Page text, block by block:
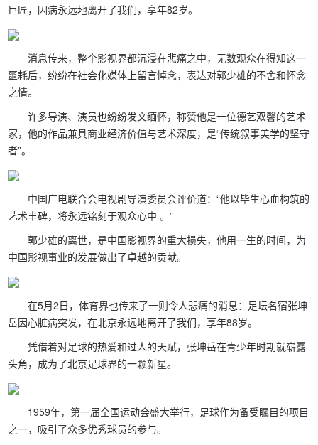
巨匠，因病永远地离开了我们，享年82岁。
消息传来，整个影视界都沉浸在悲痛之中，无数观众在得知这一
噩耗后，纷纷在社会化媒体上留言悼念，表达对郭少雄的不舍和怀念
之情。
许多导演、演员也纷纷发文缅怀，称赞他是一位德艺双馨的艺术
家，他的作品兼具商业经济价值与艺术深度，是“传统叙事美学的坚守
者”。
中国广电联合会电视剧导演委员会评价道：“他以毕生心血构筑的
艺术丰碑，将永远铭刻于观众心中 。”
郭少雄的离世，是中国影视界的重大损失，他用一生的时间，为
中国影视事业的发展做出了卓越的贡献。
在5月2日，体育界也传来了一则令人悲痛的消息：足坛名宿张坤
岳因心脏病突发，在北京永远地离开了我们，享年88岁。
凭借着对足球的热爱和过人的天赋，张坤岳在青少年时期就崭露
头角，成为了北京足球界的一颗新星。
1959年，第一届全国运动会盛大举行，足球作为备受瞩目的项目
之一，吸引了众多优秀球员的参与。